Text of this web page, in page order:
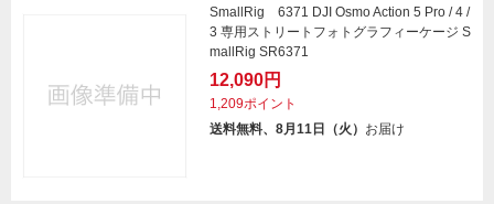
SmallRig 6371 DJI Osmo Action 5 Pro / 4 /
3 専用ストリートフォトグラフィーケージ S
mallRig SR6371
12,090円
1,209ポイント
送料無料、8月11日（火） お届け